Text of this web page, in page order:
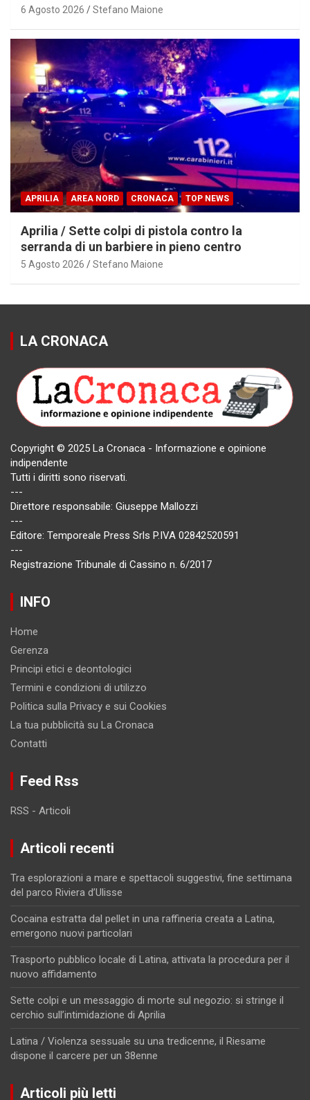
6 Agosto 2026 Stefano Maione
APRILIA AREA NORD CRONACA TOP NEWS
Aprilia / Sette colpi di pistola contro la
serranda di un barbiere in pieno centro
5 Agosto 2026 Stefano Maione
LA CRONACA
Copyright © 2025 La Cronaca - Informazione e opinione
indipendente
Tutti i diritti sono riservati.
---
Direttore responsabile: Giuseppe Mallozzi
---
Editore: Temporeale Press Srls P.IVA 02842520591
---
Registrazione Tribunale di Cassino n. 6/2017
INFO
Home
Gerenza
Principi etici e deontologici
Termini e condizioni di utilizzo
Politica sulla Privacy e sui Cookies
La tua pubblicità su La Cronaca
Contatti
Feed Rss
RSS - Articoli
Articoli recenti
Tra esplorazioni a mare e spettacoli suggestivi, fine settimana
del parco Riviera d’Ulisse
Cocaina estratta dal pellet in una raffineria creata a Latina,
emergono nuovi particolari
Trasporto pubblico locale di Latina, attivata la procedura per il
nuovo affidamento
Sette colpi e un messaggio di morte sul negozio: si stringe il
cerchio sull’intimidazione di Aprilia
Latina / Violenza sessuale su una tredicenne, il Riesame
dispone il carcere per un 38enne
Articoli più letti